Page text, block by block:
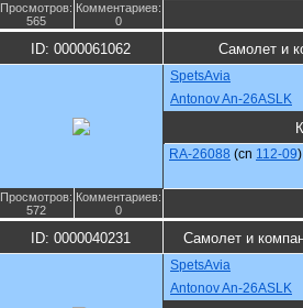
Просмотров:
565
Комментариев:
0
ID: 0000061062 Самолет и
SpetsAvia
Antonov An-26ASLK
RA-26088 (cn 112-09)
Просмотров:
572
Комментариев:
0
ID: 0000040231 Самолет и
SpetsAvia
Antonov An-26ASLK